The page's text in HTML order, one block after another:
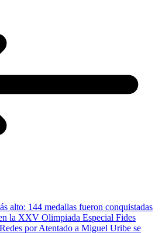
alto: 144 medallas fueron conquistadas
la XXV Olimpiada Especial Fides
por Atentado a Miguel Uribe se